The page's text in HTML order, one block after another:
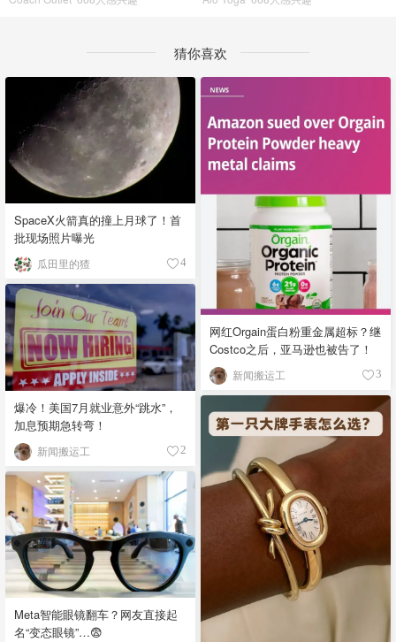
猜你喜欢
SpaceX火箭真的撞上月球了！首
批现场照片曝光
瓜田里的猹 4
网红Orgain蛋白粉重金属超标？继
Costco之后，亚马逊也被告了！
新闻搬运工 3
爆冷！美国7月就业意外“跳水”，
加息预期急转弯！
新闻搬运工 2
Meta智能眼镜翻车？网友直接起
名“变态眼镜”…😨